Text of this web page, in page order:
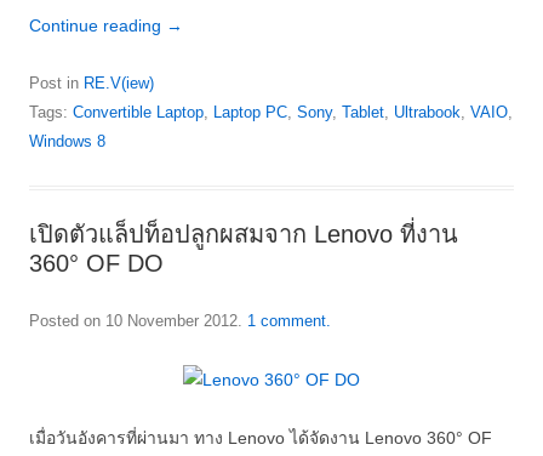
Continue reading →
Post in RE.V(iew)
Tags: Convertible Laptop, Laptop PC, Sony, Tablet, Ultrabook, VAIO,
Windows 8
เปิดตัวแล็ปท็อปลูกผสมจาก Lenovo ที่งาน
360° OF DO
Posted on 10 November 2012. 1 comment.
เมื่อวันอังคารที่ผ่านมา ทาง Lenovo ได้จัดงาน Lenovo 360° OF